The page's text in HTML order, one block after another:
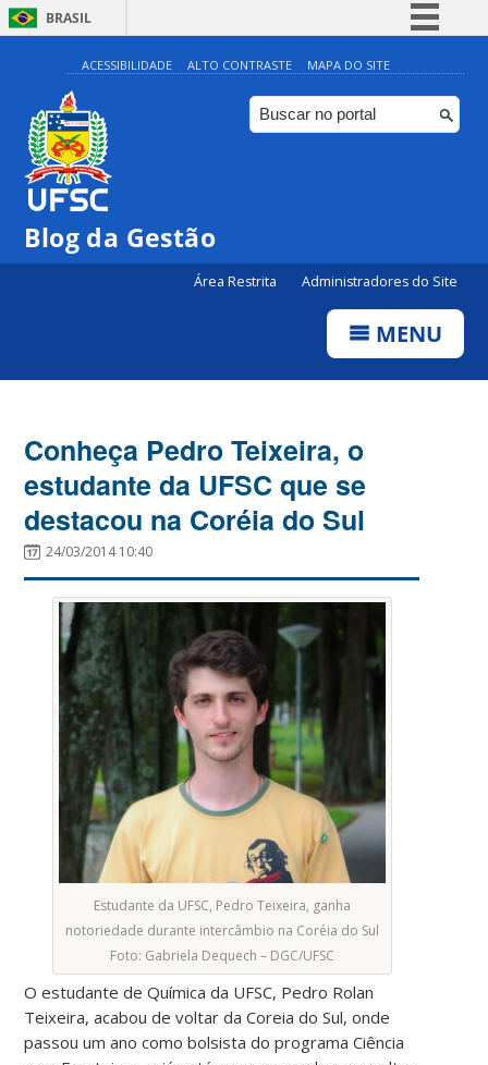
BRASIL
Simplifique!
Comunica BR
Participe
ACESSIBILIDADE ALTO CONTRASTE MAPA DO SITE
Blog da Gestão
Área Restrita Administradores do Site
MENU
Conheça Pedro Teixeira, o
estudante da UFSC que se
destacou na Coréia do Sul
24/03/2014 10:40
Estudante da UFSC, Pedro Teixeira, ganha
notoriedade durante intercâmbio na Coréia do Sul
Foto: Gabriela Dequech – DGC/UFSC
O estudante de Química da UFSC, Pedro Rolan
Teixeira, acabou de voltar da Coreia do Sul, onde
passou um ano como bolsista do programa Ciência